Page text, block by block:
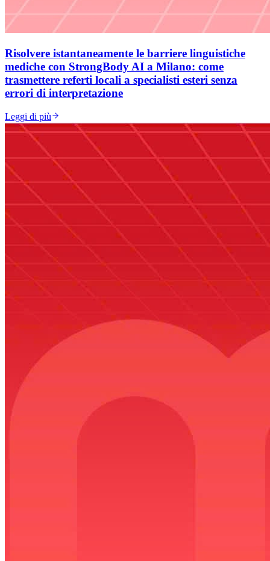
Risolvere istantaneamente le barriere linguistiche
mediche con StrongBody AI a Milano: come
trasmettere referti locali a specialisti esteri senza
errori di interpretazione
Leggi di più